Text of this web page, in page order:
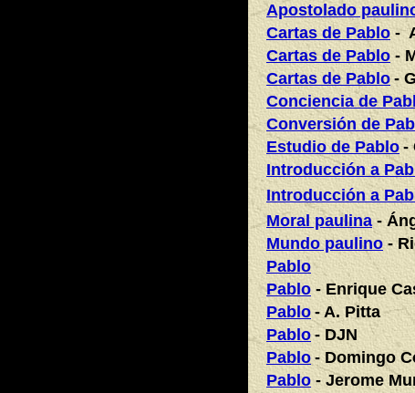
Apostolado
Cartas de Pablo-
Cartas de Pablo-
Cartas de Pablo -
Conciencia de
Conversión de
Estudio de Pablo -
Introducción a
Introducción a
Moral paulina-
Mundo paulino-
Pablo
Pablo- Enrique
Pablo - A. Pitta
Pablo - DJN
Pablo - Domingo
Pablo- Jerome